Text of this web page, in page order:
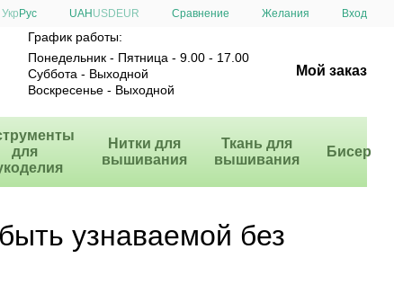
Укр Рус UAH USD EUR Сравнение Желания Вход
График работы:
Понедельник - Пятница - 9.00 - 17.00
Суббота - Выходной
Воскресенье - Выходной
Мой заказ
для
Нитки для
вышивания
Ткань для
вышивания
Бисер
узнаваемой без